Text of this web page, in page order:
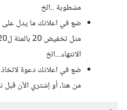
مشطوبة ..الخ
ضع في اعلانك ما يدل
الانتهاء...الخ
ضع في اعلانك دعوة
من هنا، أو إشتري الآن قبل